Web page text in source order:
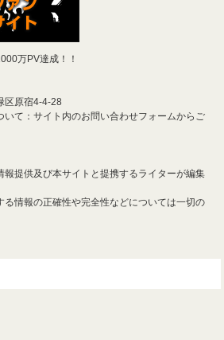
万PV達成！！
区原宿4-4-28
いて：サイト内のお問い合わせフォームからご
報提供及び本サイトと提携するライターが編集
る情報の正確性や完全性などについては一切の